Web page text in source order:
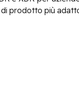
prodotto più